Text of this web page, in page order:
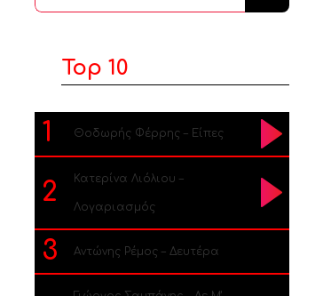
...
Top 10
1 Θοδωρής Φέρρης – Είπες
2 Κατερίνα Λιόλιου –
Λογαριασμός
3 Αντώνης Ρέμος – Δευτέρα